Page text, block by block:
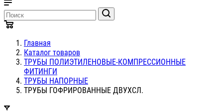
Главная
Каталог товаров
ТРУБЫ ПОЛИЭТИЛЕНОВЫЕ-КОМПРЕССИОННЫЕ
ФИТИНГИ
ТРУБЫ НАПОРНЫЕ
ТРУБЫ ГОФРИРОВАННЫЕ ДВУХСЛ.